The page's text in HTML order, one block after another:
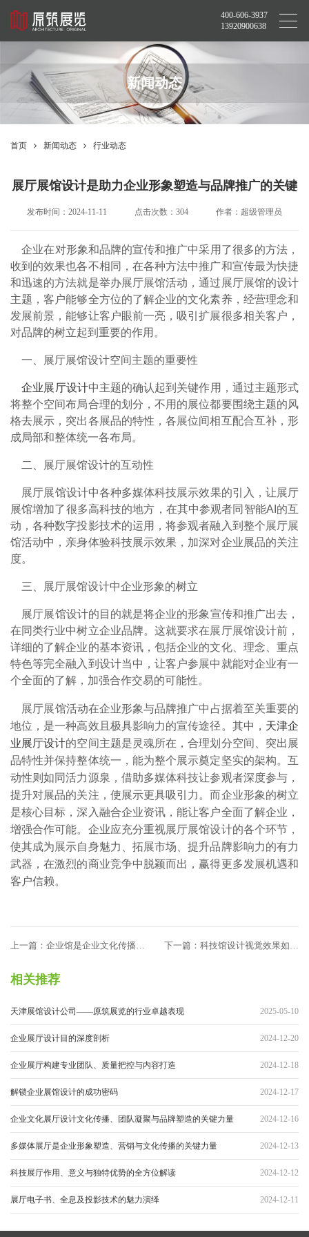
400-606-3937
13920900638
新闻动态
首页 新闻动态 行业动态
展厅展馆设计是助力企业形象塑造与品牌推广的关键
发布时间：2024-11-11 点击次数：304 作者：超级管理员
企业在对形象和品牌的宣传和推广中采用了很多的方法，
收到的效果也各不相同，在各种方法中推广和宣传最为快捷
和迅速的方法就是举办展厅展馆活动，通过展厅展馆的设计
主题，客户能够全方位的了解企业的文化素养，经营理念和
发展前景，能够让客户眼前一亮，吸引扩展很多相关客户，
对品牌的树立起到重要的作用。
一、展厅展馆设计空间主题的重要性
企业展厅设计中主题的确认起到关键作用，通过主题形式
将整个空间布局合理的划分，不用的展位都要围绕主题的风
格去展示，突出各展品的特性，各展位间相互配合互补，形
成局部和整体统一各布局。
二、展厅展馆设计的互动性
展厅展馆设计中各种多媒体科技展示效果的引入，让展厅
展馆增加了很多高科技的地方，在其中参观者同智能AI的互
动，各种数字投影技术的运用，将参观者融入到整个展厅展
馆活动中，亲身体验科技展示效果，加深对企业展品的关注
度。
三、展厅展馆设计中企业形象的树立
展厅展馆设计的目的就是将企业的形象宣传和推广出去，
在同类行业中树立企业品牌。这就要求在展厅展馆设计前，
详细的了解企业的基本资讯，包括企业的文化、理念、重点
特色等完全融入到设计当中，让客户参展中就能对企业有一
个全面的了解，加强合作交易的可能性。
展厅展馆活动在企业形象与品牌推广中占据着至关重要的
地位，是一种高效且极具影响力的宣传途径。其中， 天津企
业展厅设计的空间主题是灵魂所在，合理划分空间、突出展
品特性并保持整体统一，能为整个展示奠定坚实的架构。互
动性则如同活力源泉，借助多媒体科技让参观者深度参与，
提升对展品的关注，使展示更具吸引力。而企业形象的树立
是核心目标，深入融合企业资讯，能让客户全面了解企业，
增强合作可能。企业应充分重视展厅展馆设计的各个环节，
使其成为展示自身魅力、拓展市场、提升品牌影响力的有力
武器，在激烈的商业竞争中脱颖而出，赢得更多发展机遇和
客户信赖。
上一篇：企业馆是企业文化传播与
下一篇：科技馆设计视觉效果如何
相关推荐
天津展馆设计公司——原筑展览的行业卓越表现 2025-05-10
企业展厅设计目的深度剖析 2024-12-20
企业展厅构建专业团队、质量把控与内容打造 2024-12-18
解锁企业展馆设计的成功密码 2024-12-17
企业文化展厅设计文化传播、团队凝聚与品牌塑造的关键力量 2024-12-16
多媒体展厅是企业形象塑造、营销与文化传播的关键力量 2024-12-13
科技展厅作用、意义与独特优势的全方位解读 2024-12-12
展厅电子书、全息及投影技术的魅力演绎 2024-12-11